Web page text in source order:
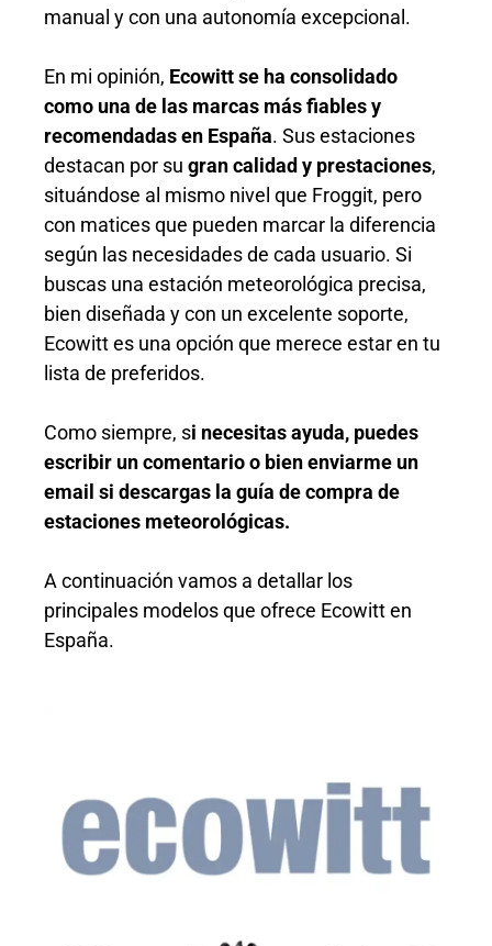
manual y con una autonomía excepcional.
En mi opinión, Ecowitt se ha consolidado
como una de las marcas más fiables y
recomendadas en España. Sus estaciones
destacan por su gran calidad y prestaciones,
situándose al mismo nivel que Froggit, pero
con matices que pueden marcar la diferencia
según las necesidades de cada usuario. Si
buscas una estación meteorológica precisa,
bien diseñada y con un excelente soporte,
Ecowitt es una opción que merece estar en tu
lista de preferidos.
Como siempre, si necesitas ayuda, puedes
escribir un comentario o bien enviarme un
email si descargas la guía de compra de
estaciones meteorológicas.
A continuación vamos a detallar los
principales modelos que ofrece Ecowitt en
España.